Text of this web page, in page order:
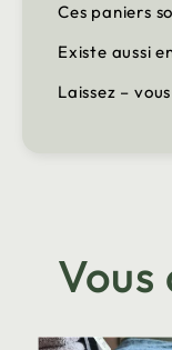
Ces paniers
Existe aussi
Laissez –
Vous